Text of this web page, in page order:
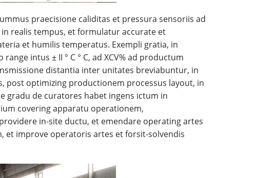
praecisione caliditas et pressura sensoriis ad
realis tempus, et formulatur accurate et
et humilis temperatus. Exempli gratia, in
intus ± II ° C ° C, ad XCV% ad productum
distantia inter unitates breviabuntur, in
post optimizing productionem processus layout, in
gradu de curatores habet ingens ictum in
covering apparatu operationem,
in-site ductu, et emendare operating artes
et improve operatoris artes et forsit-solvendis